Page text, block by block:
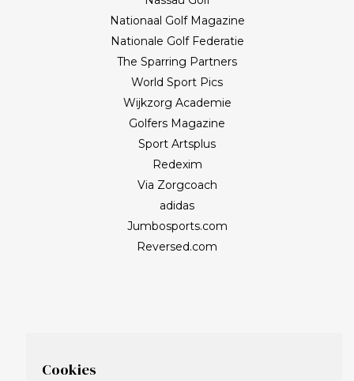
Nationaal Golf Magazine
Nationale Golf Federatie
The Sparring Partners
World Sport Pics
Wijkzorg Academie
Golfers Magazine
Sport Artsplus
Redexim
Via Zorgcoach
adidas
Jumbosports.com
Reversed.com
Cookies